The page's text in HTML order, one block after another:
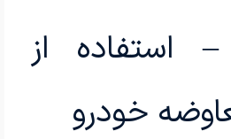
استفاده از
خودرو